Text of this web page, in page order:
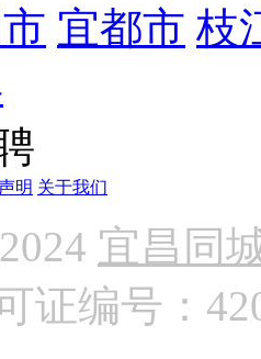
宜都市 枝
明 关于我们
宜昌同
证编号：